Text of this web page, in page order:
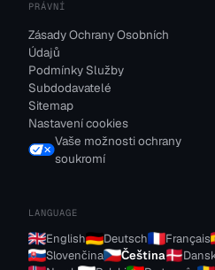
PRÁVNÍ
Zásady Ochrany Osobních
Údajů
Podmínky Služby
Subdodavatelé
Sitemap
Nastavení cookies
Vaše možnosti ochrany
soukromí
LANGUAGE
English Deutsch Français
Slovenčina
Čeština